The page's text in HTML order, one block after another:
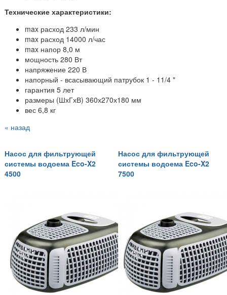
Технические характеристики:
max расход 233 л/мин
max расход 14000 л/час
max напор 8,0 м
мощность 280 Вт
напряжение 220 В
напорный - всасывающий патрубок 1 - 11/4 "
гарантия 5 лет
размеры (ШхГхВ) 360х270х180 мм
вес 6,8 кг
« назад
Насос для фильтрующей
системы водоема Eco-X2
4500
Насос для фильтрующей
системы водоема Eco-X2
7500